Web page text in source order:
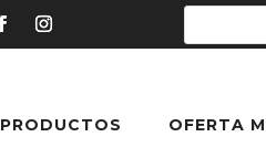
PRODUCTOS OFERTA